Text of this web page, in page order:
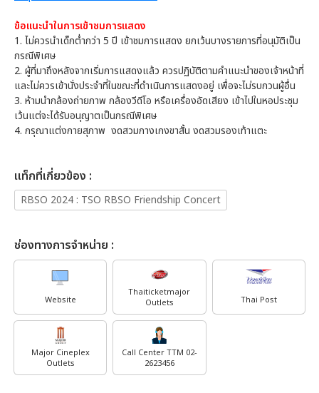
ข้อแนะนำในการเข้าชมการแสดง
1. ไม่ควรนำเด็กต่ำกว่า 5 ปี เข้าชมการแสดง ยกเว้นบางรายการที่อนุมัติเป็น
กรณีพิเศษ
2. ผู้ที่มาถึงหลังจากเริ่มการแสดงแล้ว ควรปฏิบัติตามคำแนะนำของเจ้าหน้าที่
และไม่ควรเข้านั่งประจำที่ในขณะที่ดำเนินการแสดงอยู่ เพื่อจะไม่รบกวนผู้อื่น
3. ห้ามนำกล้องถ่ายภาพ กล้องวีดีโอ หรือเครื่องอัดเสียง เข้าไปในหอประชุม
เว้นแต่จะได้รับอนุญาตเป็นกรณีพิเศษ
4. กรุณาแต่งกายสุภาพ งดสวมกางเกงขาสั้น งดสวมรองเท้าแตะ
เเท็กที่เกี่ยวข้อง :
RBSO 2024 : TSO RBSO Friendship Concert
ช่องทางการจำหน่าย :
Website
Thaiticketmajor
Outlets
Thai Post
Major Cineplex
Outlets
Call Center TTM 02-
2623456